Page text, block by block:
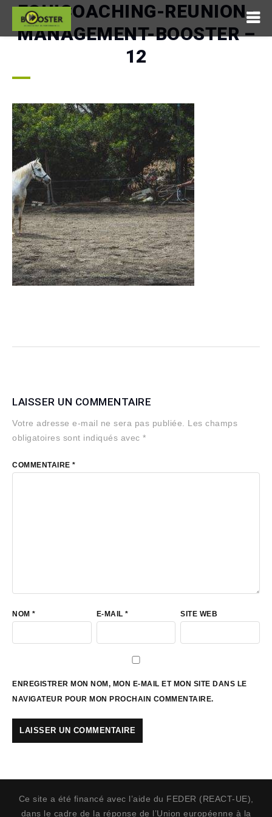
EQUICOACHING-REUNION-
MANAGEMENT-BOOSTER –
12
LAISSER UN COMMENTAIRE
Votre adresse e-mail ne sera pas publiée.
Les champs
obligatoires sont indiqués avec *
COMMENTAIRE *
NOM * E-MAIL* SITE WEB
ENREGISTRER MON NOM, MON E-MAIL ET MON SITE DANS LE
NAVIGATEUR POUR MON PROCHAIN COMMENTAIRE.
Ce site a été financé avec l’aide du FEDER (REACT-UE),
dans le cadre de la réponse de l’Union européenne à la